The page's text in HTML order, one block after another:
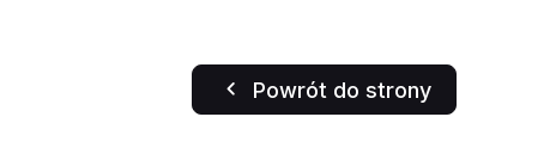
Powrót do strony